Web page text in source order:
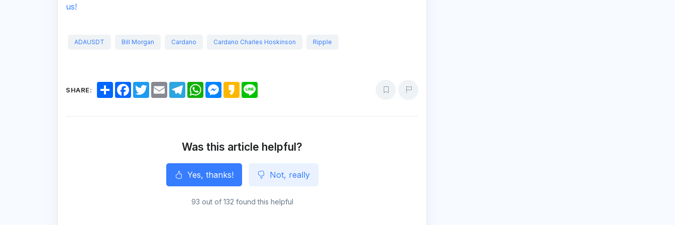
us!
ADAUSDT Bill Morgan Cardano Cardano Charles Hoskinson Ripple
SHARE:
S
h
F
a
T
w
E
m
T
e
m
W
h
p
M
e
e
r
K
a
Was this article helpful?
Yes, thanks! Not, really
93 out of 132 found this helpful